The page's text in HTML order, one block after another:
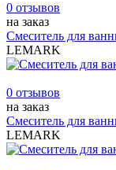
0 отзывов
на заказ
Смеситель для
LEMARK
0 отзывов
на заказ
Смеситель для
LEMARK